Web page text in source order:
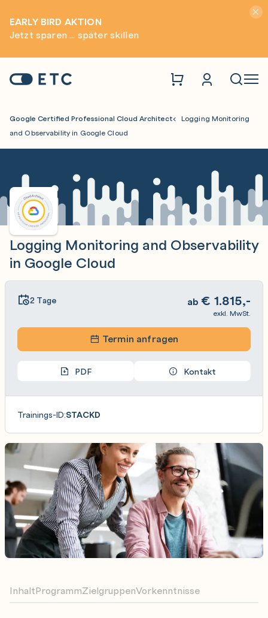
EARLY BIRD AKTION
Jetzt sparen ... später skillen
Startseite: ETC
Google Certified Professional Cloud Architect
Logging Monitoring
and Observability in Google Cloud
Logging Monitoring and Observability
in Google Cloud
InhaltProgrammZielgruppenVorkenntnisse
2 Tage ab € 1.815,-
exkl. MwSt.
Termin anfragen
PDF Kontakt
Trainings-ID:STACKD